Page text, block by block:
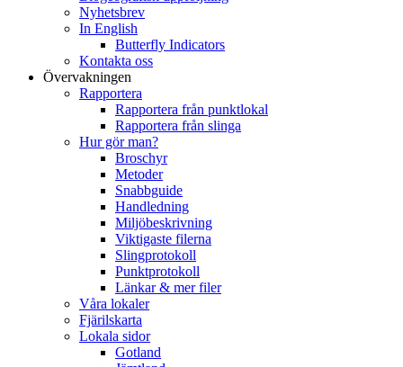
Nyhetsbrev
In English
Butterfly Indicators
Kontakta oss
Övervakningen
Rapportera
Rapportera från punktlokal
Rapportera från slinga
Hur gör man?
Broschyr
Metoder
Snabbguide
Handledning
Miljöbeskrivning
Viktigaste filerna
Slingprotokoll
Punktprotokoll
Länkar & mer filer
Våra lokaler
Fjärilskarta
Lokala sidor
Gotland